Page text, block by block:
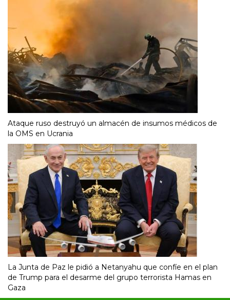
Ataque ruso destruyó un almacén de insumos médicos de
la OMS en Ucrania
La Junta de Paz le pidió a Netanyahu que confíe en el plan
de Trump para el desarme del grupo terrorista Hamas en
Gaza